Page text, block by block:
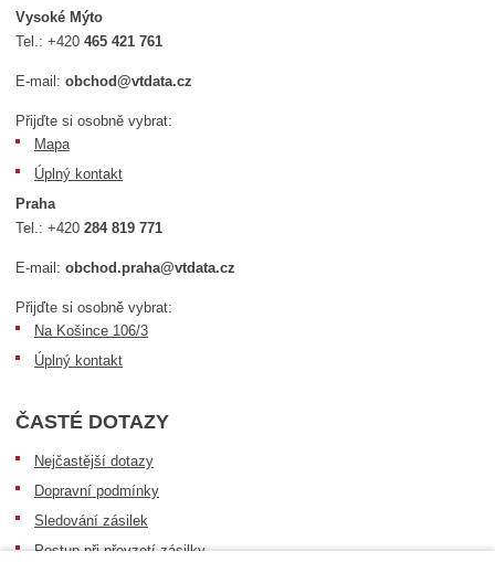
Vysoké Mýto
Tel.:+420465 421 761
E-mail:obchod@vtdata.cz
Přijďte si osobně vybrat:
Mapa
Úplný kontakt
Praha
Tel.:+420284 819 771
E-mail:obchod.praha@vtdata.cz
Přijďte si osobně vybrat:
Na Košince 106/3
Úplný kontakt
ČASTÉ DOTAZY
Nejčastější dotazy
Dopravní podmínky
Sledování zásilek
Postup při převzetí zásilky